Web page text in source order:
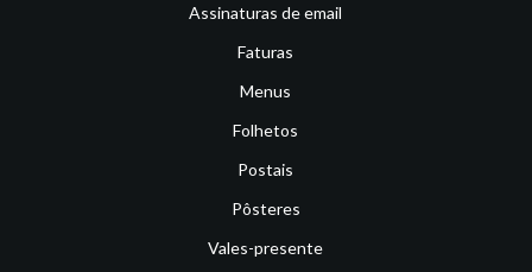
Assinaturas de email
Faturas
Menus
Folhetos
Postais
Pôsteres
Vales-presente